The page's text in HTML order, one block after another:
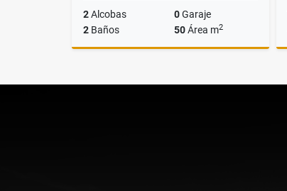
2Alcobas 0Garaje
2 Baños 50Área m2
$1.750.000